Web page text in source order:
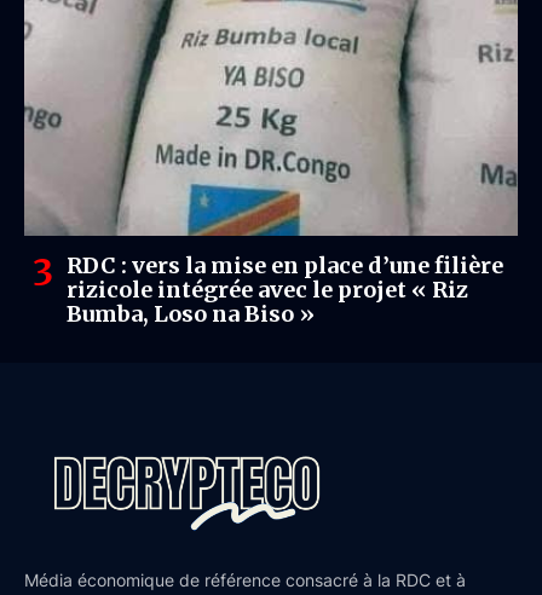
RDC : vers la mise en place d’une filière
rizicole intégrée avec le projet « Riz
Bumba, Loso na Biso »
Média économique de référence consacré à la RDC et à